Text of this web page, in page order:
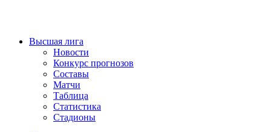
Высшая лига
Новости
Конкурс прогнозов
Составы
Матчи
Таблица
Статистика
Стадионы